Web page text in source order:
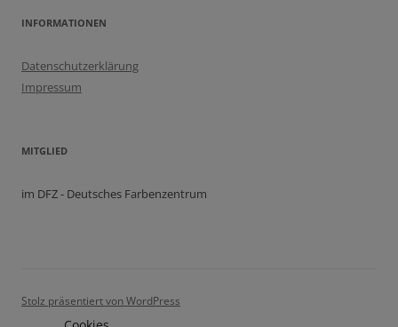
INFORMATIONEN
Datenschutzerklärung
Impressum
MITGLIED
im DFZ - Deutsches Farbenzentrum
Stolz präsentiert von WordPress